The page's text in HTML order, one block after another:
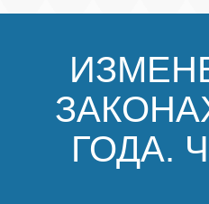
Баһалама
ФайҙалыГОДА.